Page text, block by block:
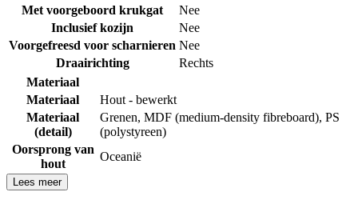
Met voorgeboord krukgat
Nee
Inclusief kozijn
Nee
Voorgefreesd voor scharnieren Nee
Draairichting
Rechts
Materiaal
Materiaal
Hout - bewerkt
Materiaal
(detail)
Grenen, MDF (medium-density fibreboard), PS
(polystyreen)
Oorsprong van
hout
Oceanië
Lees meer